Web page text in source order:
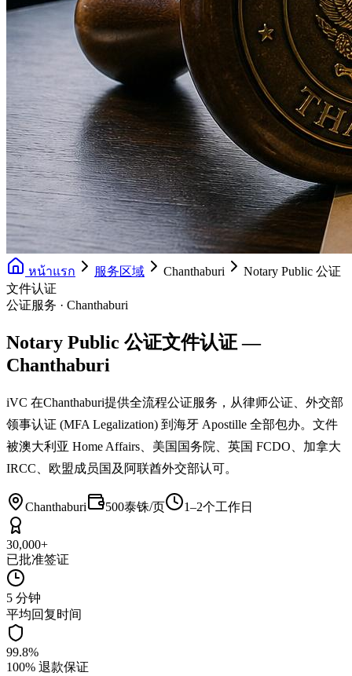
หน้าแรก 服务区域 Chanthaburi
Notary Public 公证
文件认证
公证服务 · Chanthaburi
Notary Public 公证文件认证 —
Chanthaburi
iVC 在Chanthaburi提供全流程公证服务，从律师公证、外交部
领事认证 (MFA Legalization) 到海牙 Apostille 全部包办。文件
被澳大利亚 Home Affairs、美国国务院、英国 FCDO、加拿大
IRCC、欧盟成员国及阿联酋外交部认可。
Chanthaburi 500泰铢/页 1–2个工作日
30,000+
已批准签证
5 分钟
平均回复时间
99.8%
100% 退款保证